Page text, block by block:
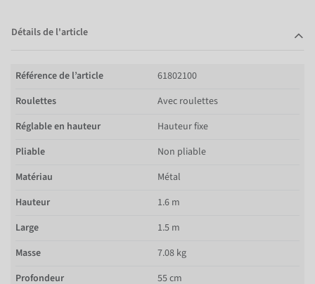
Détails de l'article
Référence de l’article
61802100
Roulettes
Avec roulettes
Réglable en hauteur
Hauteur fixe
Pliable
Non pliable
Matériau
Métal
Hauteur
1.6 m
Large
1.5 m
Masse
7.08 kg
Profondeur
55 cm